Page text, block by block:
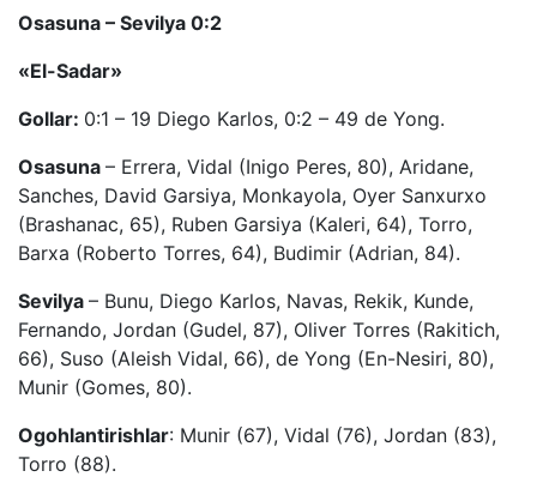
Osasuna – Sevilya 0:2
«El-Sadar»
Gollar: 0:1 – 19 Diego Karlos, 0:2 – 49 de Yong.
Osasuna – Errera, Vidal (Inigo Peres, 80), Aridane,
Sanches, David Garsiya, Monkayola, Oyer Sanxurxo
(Brashanac, 65), Ruben Garsiya (Kaleri, 64), Torro,
Barxa (Roberto Torres, 64), Budimir (Adrian, 84).
Sevilya – Bunu, Diego Karlos, Navas, Rekik, Kunde,
Fernando, Jordan (Gudel, 87), Oliver Torres (Rakitich,
66), Suso (Aleish Vidal, 66), de Yong (En-Nesiri, 80),
Munir (Gomes, 80).
Ogohlantirishlar: Munir (67), Vidal (76), Jordan (83),
Torro (88).